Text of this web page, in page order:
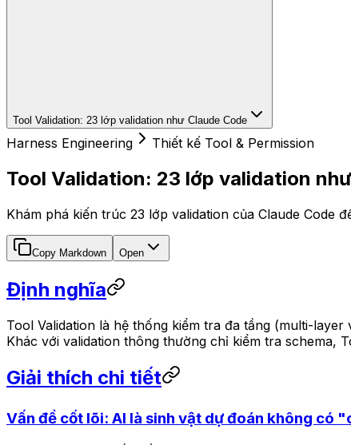
Tool Validation: 23 lớp validation như Claude Code
Harness Engineering Thiết kế Tool & Permission
Tool Validation: 23 lớp validation
Khám phá kiến trúc 23 lớp validation của Claude Code
Copy Markdown Open
Định nghĩa
Tool Validation là hệ thống kiểm tra đa tầng (multi-
Khác với validation thông thường chỉ kiểm tra schema,
Giải thích chi tiết
Vấn đề cốt lõi: AI là sinh vật dự đoán không có